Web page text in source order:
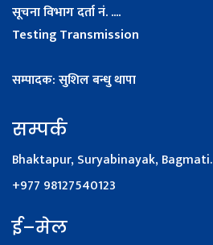
सूचना विभाग दर्ता नं. ....
Testing Transmission
सम्पादक: सुशिल बन्धु थापा
सम्पर्क
Bhaktapur, Suryabinayak, Bagmati.
+977 98127540123
ई–मेल